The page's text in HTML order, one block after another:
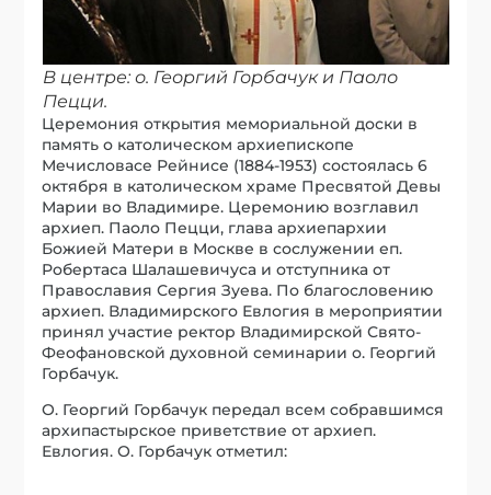
В центре: о. Георгий Горбачук и Паоло
Пецци.
Церемония открытия мемориальной доски в
память о католическом архиепископе
Мечисловасе Рейнисе (1884-1953) состоялась 6
октября в католическом храме Пресвятой Девы
Марии во Владимире. Церемонию возглавил
архиеп. Паоло Пецци, глава архиепархии
Божией Матери в Москве в сослужении еп.
Робертаса Шалашевичуса и отступника от
Православия Сергия Зуева. По благословению
архиеп. Владимирского Евлогия в мероприятии
принял участие ректор Владимирской Свято-
Феофановской духовной семинарии о. Георгий
Горбачук.
О. Георгий Горбачук передал всем собравшимся
архипастырское приветствие от архиеп.
Евлогия. О. Горбачук отметил: